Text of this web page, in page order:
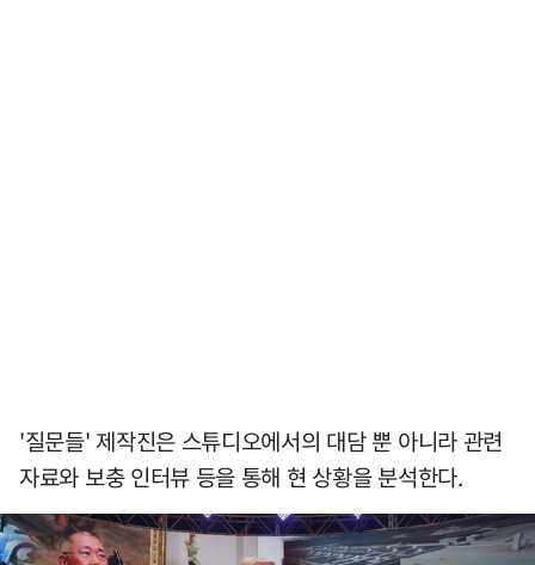
'질문들' 제작진은 스튜디오에서의 대담 뿐 아니라 관련
자료와 보충 인터뷰 등을 통해 현 상황을 분석한다.